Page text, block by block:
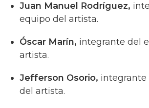
Juan Manuel Rodríguez,
equipo del artista.
Óscar Marín, integrante del
artista.
Jefferson Osorio, integrante
del artista.